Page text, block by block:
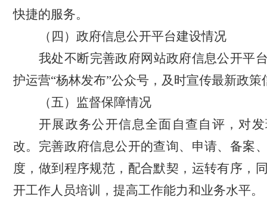
快捷的服务。
（四）政府信息公开平台建设情况
我处不断完善政府网站政府信息公开平
护运营“杨林发布”公众号，及时宣传最新政策
（五）监督保障情况
开展政务公开信息全面自查自评，对
改。完善政府信息公开的查询、申请、备案
度，做到程序规范，配合默契，运转有序，
开工作人员培训，提高工作能力和业务水平。